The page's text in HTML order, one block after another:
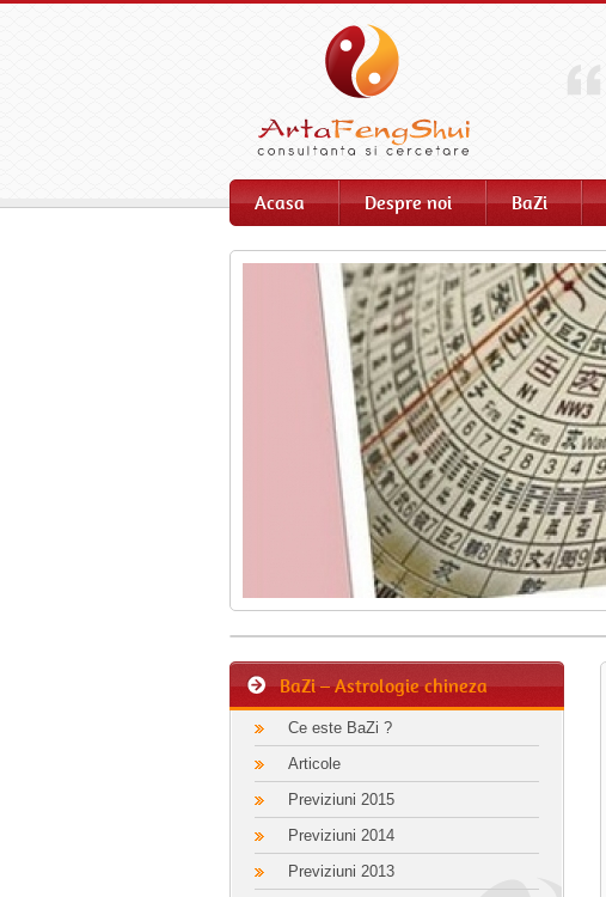
Acasa Despre noi BaZi
BaZi – Astrologie chineza
Ce este BaZi ?
Articole
Previziuni 2015
Previziuni 2014
Previziuni 2013